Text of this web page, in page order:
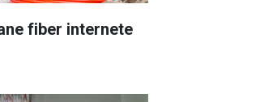
fiber internete